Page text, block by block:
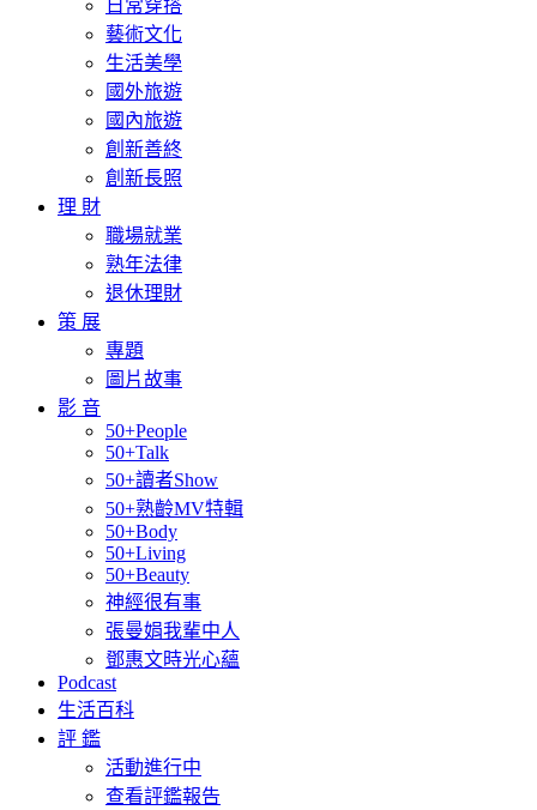
日常穿搭
藝術文化
生活美學
國外旅遊
國內旅遊
創新善終
創新長照
理 財
職場就業
熟年法律
退休理財
策 展
專題
圖片故事
影 音
50+People
50+Talk
50+讀者Show
50+熟齡MV特輯
50+Body
50+Living
50+Beauty
神經很有事
張曼娟我輩中人
鄧惠文時光心蘊
Podcast
生活百科
評 鑑
活動進行中
查看評鑑報告